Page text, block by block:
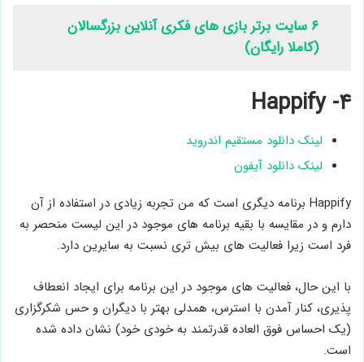
۶ سایت برتر بازی های فکری آنلاین بزرگسالان
(کاملا رایگان)
۴- Happify
لینک دانلود مستقیم اندروید
لینک دانلود آیفون
Happify برنامه دیگری است که من تجربه زیادی در استفاده از آن
دارم و در مقایسه با بقیه برنامه های موجود در این لیست منحصر به
فرد است زیرا فعالیت های بیش تری نسبت به سایرین دارد.
با این حال، فعالیت های موجود در این برنامه برای ایجاد انعطاف
پذیری، کنار آمدن با استرس، همدلی بهتر با دیگران و حس شکرگزاری
(یک احساس فوق العاده قدرتمند به خودی خود) نشان داده شده
است.